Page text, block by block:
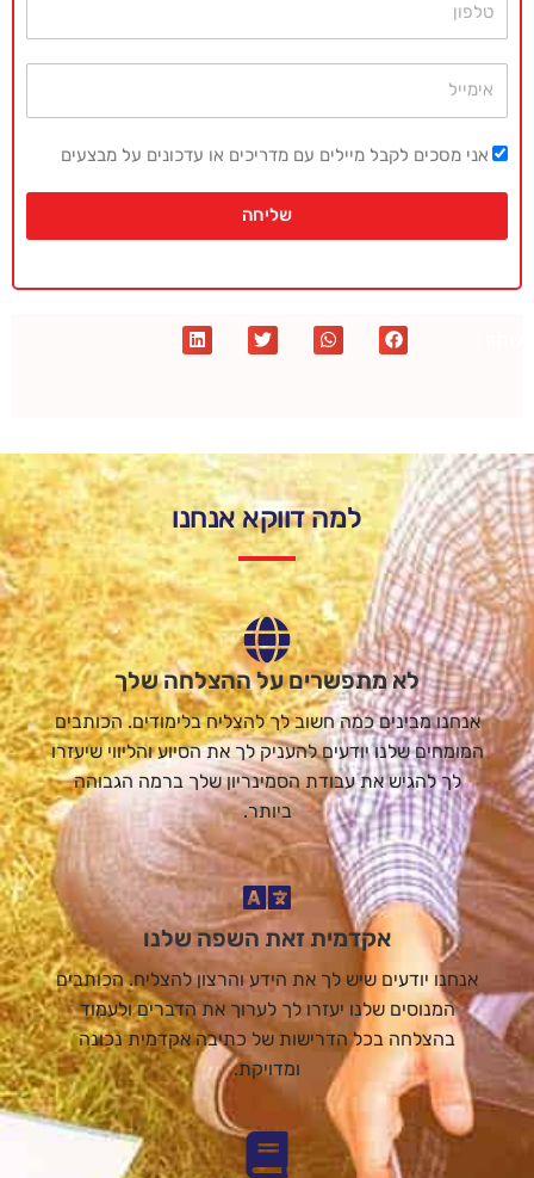
אני מסכים לקבל מיילים עם מדריכים או עדכונים על מבצעים
שליחה
למה דווקא אנחנו
לא מתפשרים על ההצלחה שלך
אנחנו מבינים כמה חשוב לך להצליח בלימודים. הכותבים
המומחים שלנו יודעים להעניק לך את הסיוע והליווי שיעזרו
לך להגיש את עבודת הסמינריון שלך ברמה הגבוהה
ביותר.
אקדמית זאת השפה שלנו
אנחנו יודעים שיש לך את הידע והרצון להצליח. הכותבים
המנוסים שלנו יעזרו לך לערוך את הדברים ולעמוד
בהצלחה בכל הדרישות של כתיבה אקדמית נכונה
ומדויקת.